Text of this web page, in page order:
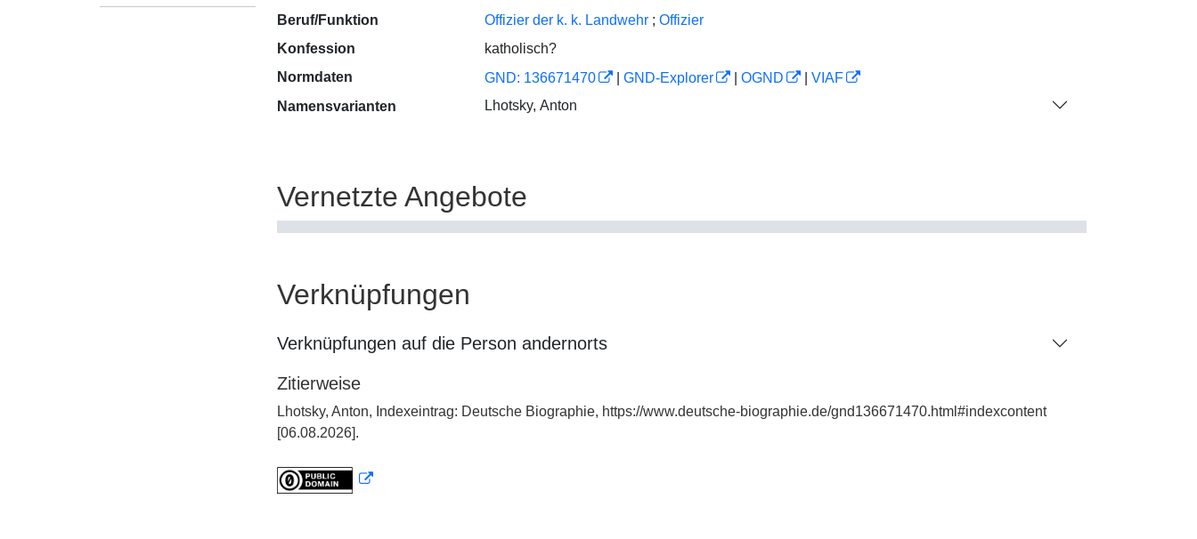
Beruf/Funktion
Offizier der k. k. Landwehr ; Offizier
Konfession
katholisch?
Normdaten
GND: 136671470 GND-Explorer OGND
VIAF
Namensvarianten
Lhotsky, Anton
Vernetzte Angebote
Verknüpfungen
Verknüpfungen auf die Person andernorts
Zitierweise
Lhotsky, Anton, Indexeintrag: Deutsche Biographie, https://www.deutsche-biographie.de/gnd136671470.html#indexcontent
[06.08.2026].